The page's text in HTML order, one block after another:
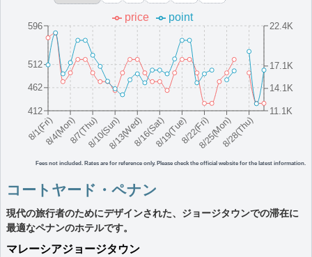
コートヤード・クアラルンプール・サウス
クアラルンプールのモダンなホテルで、快適な滞在に必要なすべ
てを提供します。
マレーシア
クアラルンプール
開業:2023年 最低価格目安:￥276 MYR
情報サイト:FlyerTalk
Marriott Bonvoyで価格をみる
プラチナエリート特典：
ウェルカムギフト朝食選択可,ラウンジアクセス有
（ラウンジ設置ホテルのみ）,客室アップグレード有（スイート含む）※ラウ
ンジ有の場合「ラウンジ朝食」固定,DJイベント参加
その他情報：
サイバージャヤ地区,AI会議室予約システム
More...
コートヤード・マラッカ
セントピーターズ教会、リトルインディア、ジョンカーストリー
ト、カンポンモーテンなどの観光地に近いホテル。
マレーシアマラッカ
8/1(Fri)8/4(Mon)8/7(Thu)8/10(Sun)8/13(Wed)8/16(Sat)8/19(Tue)8/22(Fri)8/25(Mon)8/28(Thu)
412
462
512
596
11.1K
14.1K
17.1K
22.4K
price point
Fees not included. Rates are for reference only. Please check the official website for the latest information.
コートヤード・ペナン
現代の旅行者のためにデザインされた、ジョージタウンでの滞在に
最適なペナンのホテルです。
マレーシアジョージタウン